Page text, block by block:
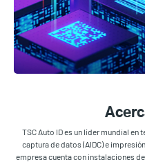
TSC Auto ID es un líder mundial
captura de datos (AIDC) e
empresa cuenta con instalaciones